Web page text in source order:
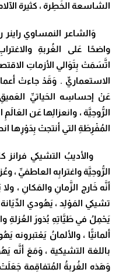
الشاسعة الخَطِرة ، كثيرة
وَ
واضحًا عَلى الغُربةِ
اتَّسَمَتْ بِتَوَالي الأزماتِ
الاستعماريِّ . وَقَدْ جاءتْ
عَنْ إحساسِه الحَياتيِّ العَميقِ
الرُّوحِيَّة ، وانعزالِها عَن
المُفْرِطَةِ التي أنتجتْ بِدَوْرِها
والأديبُ
الرُّوحِيَّة واغترابِه العاطفيِّ ،
أنَّه خَارج الزَّمانِ والمَكانِ ،
تشيكي المَوْلِد ، يَهُودي الدِّيَانة
يَحْمِلُ في طَيَّاتِهِ بُذورَ العُزلةِ
ألمانيًّا ، والألمانُ يَعْتبرونه
باللغة التشيكية ، وَمَعَ أنَّه
وَهَذه الغُربةُ المُتفاقِمة